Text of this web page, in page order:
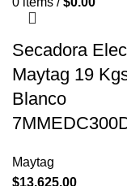
Secadora
Maytag 19
Blanco
Maytag
$13,625.00